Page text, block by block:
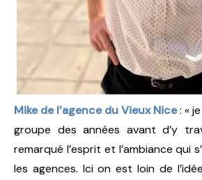
Mike de l’agence du Vieux Nice: «
groupe des années avant d’y
remarqué l’esprit et l’ambiance qui
les agences. Ici on est loin de